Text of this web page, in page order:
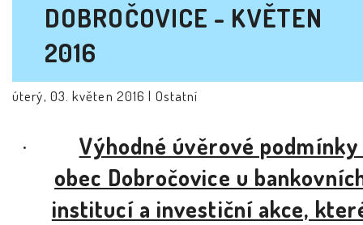
DOBROČOVICE - KVĚTEN
2016
úterý, 03. květen 2016 | Ostatní
· Výhodné úvěrové
obec Dobročovice u
institucí a investiční akce,